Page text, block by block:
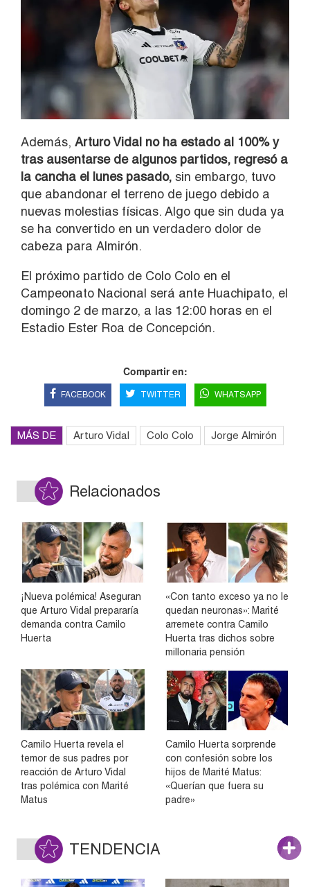
Además, Arturo Vidal no ha estado al 100% y
tras ausentarse de algunos partidos, regresó a
la cancha el lunes pasado, sin embargo, tuvo
que abandonar el terreno de juego debido a
nuevas molestias físicas. Algo que sin duda ya
se ha convertido en un verdadero dolor de
cabeza para Almirón.
El próximo partido de Colo Colo en el
Campeonato Nacional será ante Huachipato, el
domingo 2 de marzo, a las 12:00 horas en el
Estadio Ester Roa de Concepción.
Compartir en:
FACEBOOK TWITTER WHATSAPP
MÁS DE Arturo Vidal Colo Colo Jorge Almirón
Relacionados
¡Nueva polémica! Aseguran
que Arturo Vidal prepararía
demanda contra Camilo
Huerta
«Con tanto exceso ya no le
quedan neuronas»: Marité
arremete contra Camilo
Huerta tras dichos sobre
millonaria pensión
Camilo Huerta revela el
temor de sus padres por
reacción de Arturo Vidal
tras polémica con Marité
Matus
Camilo Huerta sorprende
con confesión sobre los
hijos de Marité Matus:
«Querían que fuera su
padre»
TENDENCIA